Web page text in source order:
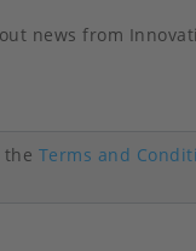
news from
the Terms and